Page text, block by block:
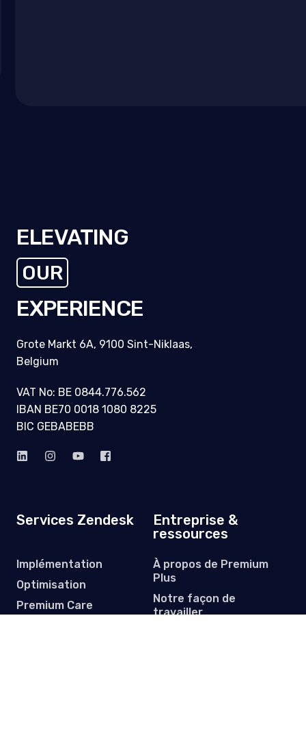
ELEVATING
THE
EXPERIENCE
Grote Markt 6A, 9100 Sint-Niklaas,
Belgium
VAT No: BE 0844.776.562
IBAN BE70 0018 1080 8225
BIC GEBABEBB
Services Zendesk
Implémentation
Optimisation
Premium Care
Entreprise &
ressources
À propos de Premium
Plus
Notre façon de
travailler